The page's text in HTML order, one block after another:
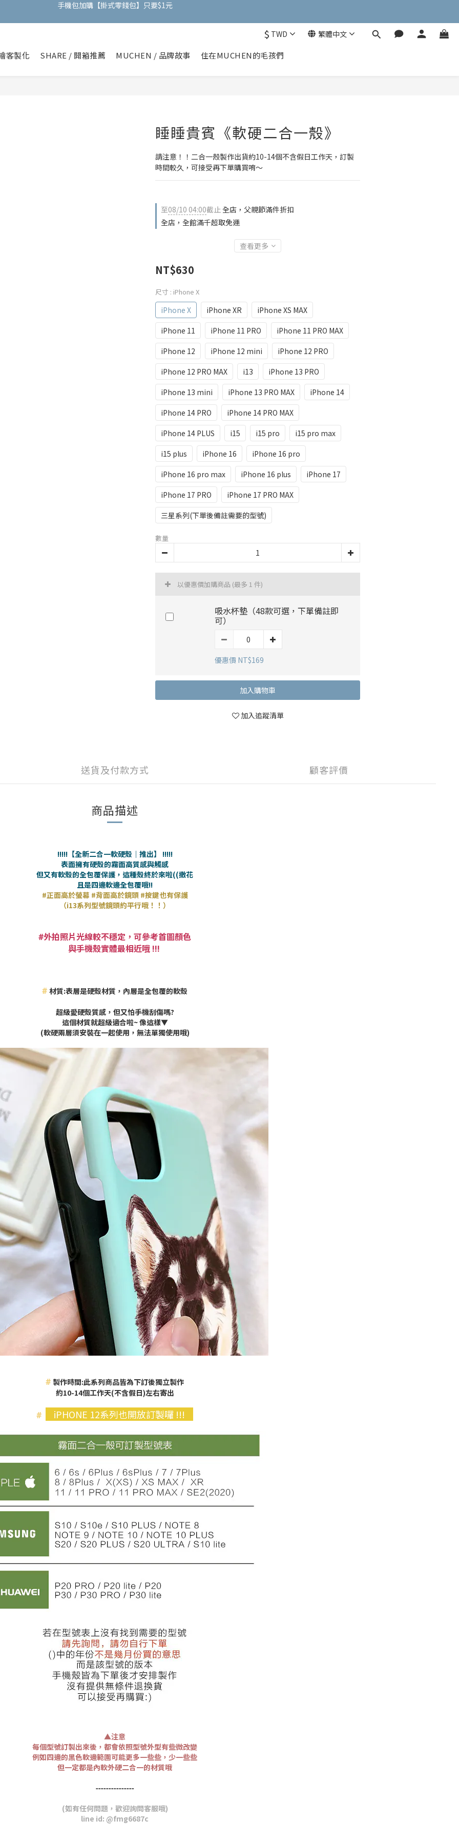
全館任選滿兩件現折$50｜三件折$100
全館任選滿兩件現折$50｜三件折$100
全館任選滿兩件現折$50｜三件折$100
$ TWD 繁體中文
客製化 SHARE / 開箱推薦 MUCHEN / 品牌故事 住在MUCHEN的毛孩們
睡睡貴賓《軟硬二合一殼》
請注意！！二合一殼製作出貨約10-14個不含假日工作天，訂製
時間較久，可接受再下單購買唷～
至08/10 04:00截止全店，父親節滿件折扣
全店，全館滿千超取免運
查看更多
NT$630
尺寸 : iPhone X
iPhone X iPhone XR
iPhone XS MAX
iPhone 11
iPhone 11 PRO
iPhone 11 PRO MAX
iPhone 12
iPhone 12 mini
iPhone 12 PRO
iPhone 12 PRO MAX
i13
iPhone 13 PRO
iPhone 13 mini
iPhone 13 PRO MAX
iPhone 14
iPhone 14 PRO
iPhone 14 PRO MAX
iPhone 14 PLUS
i15 i15 pro
i15 pro max
i15 plus
iPhone 16
iPhone 16 pro
iPhone 16 pro max
iPhone 16 plus
iPhone 17
iPhone 17 PRO
iPhone 17 PRO MAX
三星系列(下單後備註需要的型號)
數量
以優惠價加購商品 (最多 1 件)
吸水杯墊（48款可選，下單備註即
可）
優惠價 NT$169
加入購物車
加入追蹤清單
送貨及付款方式 顧客評價
商品描述
!!!!!【全新二合一軟硬殼｜推出】
!!!!!
表面擁有硬殼的霧面高質感與觸感
但又有軟殼的全包覆保護，這種殼終於來啦((撒花
且是四邊軟邊全包覆哦!!
#正面高於螢幕 #背面高於鏡頭 #按鍵也有保護
（i13系列型號鏡頭約平行哦！！）
#外拍照片光線較不穩定，可參考首圖顏色
與手機殼實體最相近哦 !!!
# 材質:表層是硬殼材質，內層是全包覆的軟殼
超級愛硬殼質感，但又怕手機刮傷嗎?
這個材質就超級適合啦~像這樣▼
(軟硬兩層須安裝在一起使用，無法單獨使用哦)
# 製作時間:此系列商品皆為下訂後獨立製作
約10-14個工作天(不含假日)左右寄出
# iPHONE 12系列也開放訂製囉 !!!
▲注意
每個型號訂製出來後，都會依照型號外型有些微改變
例如四邊的黑色軟邊範圍可能更多一些些，少一些些
但一定都是內軟外硬二合一的材質哦
---------------
(如有任何問題，歡迎詢問客服哦)
line id: @fmg6687c